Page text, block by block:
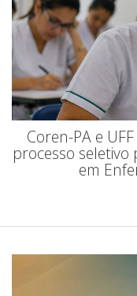
Coren-PA e
processo
em